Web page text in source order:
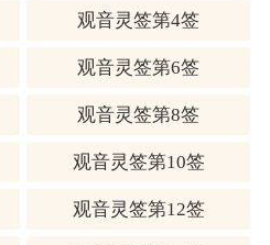
观音灵签第4签
观音灵签第6签
观音灵签第8签
观音灵签第10签
观音灵签第12签